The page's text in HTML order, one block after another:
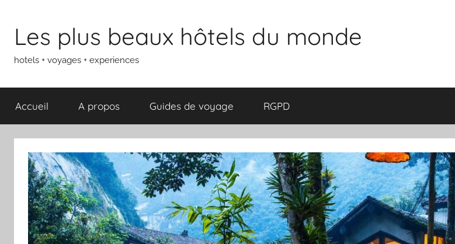
contenu
Les plus beaux hôtels du monde
hotels + voyages + experiences
Accueil A propos Guides de voyage RGPD